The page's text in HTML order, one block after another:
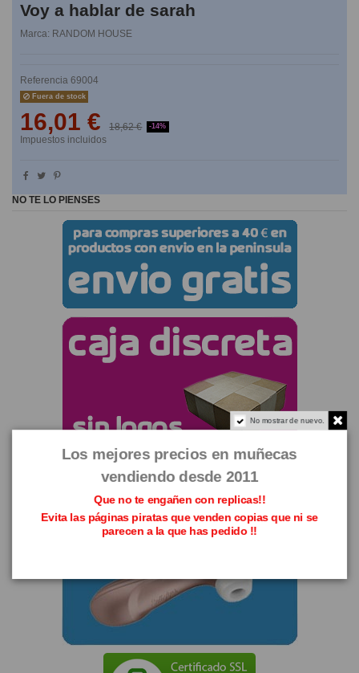
Voy a hablar de sarah
Marca: RANDOM HOUSE
Referencia 69004
Fuera de stock
16,01 € 18,62 € -14%
Impuestos incluidos
NO TE LO PIENSES
No mostrar de nuevo.
Los mejores precios en muñecas
vendiendo desde 2011
Que no te engañen con replicas!!
Evita las páginas piratas que venden copias que ni se
parecen a la que has pedido !!